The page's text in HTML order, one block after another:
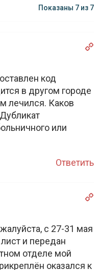
Показаны 7 из 7
код
в другом городе
лечился. Каков
или
Ответить
с 27-31 мая
и передан
отделе мой
оказался к